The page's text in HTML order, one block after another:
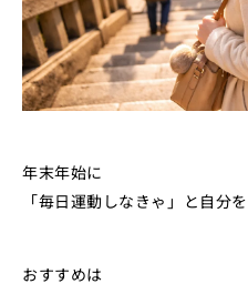
年末年始に
「毎日運動しなきゃ」と自分
おすすめは